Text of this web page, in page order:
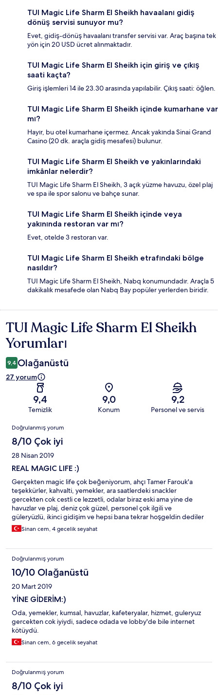
TUI Magic Life Sharm El Sheikh havaalanı gidiş
dönüş servisi sunuyor mu?
Evet, gidiş-dönüş havaalanı transfer servisi var. Araç başına tek
yön için 20 USD ücret alınmaktadır.
TUI Magic Life Sharm El Sheikh için giriş ve çıkış
saati kaçta?
Giriş işlemleri 14 ile 23.30 arasında yapılabilir. Çıkış saati: öğlen.
TUI Magic Life Sharm El Sheikh içinde kumarhane var
mı?
Hayır, bu otel kumarhane içermez. Ancak yakında Sinai Grand
Casino (20 dk. araçla gidiş mesafesi) bulunur.
TUI Magic Life Sharm El Sheikh ve yakınlarındaki
imkânlar nelerdir?
TUI Magic Life Sharm El Sheikh, 3 açık yüzme havuzu, özel plaj
ve spa ile spor salonu ve bahçe sunar.
TUI Magic Life Sharm El Sheikh içinde veya
yakınında restoran var mı?
Evet, otelde 3 restoran var.
TUI Magic Life Sharm El Sheikh etrafındaki bölge
nasıldır?
TUI Magic Life Sharm El Sheikh, Nabq konumundadır. Araçla 5
dakikalık mesafede olan Nabq Bay popüler yerlerden biridir.
Yorumlar
TUI Magic Life Sharm El Sheikh
Yorumları
9,4 Olağanüstü
27 yorum
9,4
Temizlik
9,0
Konum
9,2
Personel ve servis
Yorumlar
Doğrulanmış yorum
8/10 Çok iyi
28 Nisan 2019
REAL MAGIC LIFE :)
Gerçekten magic life çok beğeniyorum, ahçı Tamer Farouk'a
teşekkürler, kahvalti, yemekler, ara saatlerdeki snackler
gercekten cok cestli ce lezzetli, odalar biraz eski ama yine de
havuzlar ve plaj, deniz çok güzel, personel çok ilgili ve
güleryüzlü, ikinci gidişim ve hepsi bana tekrar hoşgeldin dediler
Sinan cem, 4 gecelik seyahat
Doğrulanmış yorum
10/10 Olağanüstü
20 Mart 2019
YİNE GİDERİM:)
Oda, yemekler, kumsal, havuzlar, kafeteryalar, hizmet, guleryuz
gercekten cok iyiydi, sadece odada ve lobby'de bile internet
kötüydü.
Sinan cem, 6 gecelik seyahat
Doğrulanmış yorum
8/10 Çok iyi